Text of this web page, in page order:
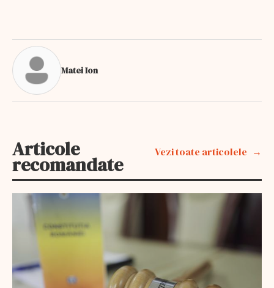
Matei Ion
Articole
recomandate
Vezi toate articolele